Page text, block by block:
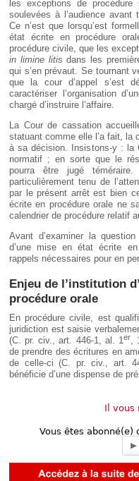
les exceptions de
soulevées à l’audience
Ce n’est que lorsqu’est
état écrite en procédure
procédure civile, que les
in limine litis dans les
qui s’en prévaut. Se tournant
que la cour d’appel s’est
caractériser l’organisation
chargé d’instruire l’affaire.
La Cour de cassation
statuant comme elle l’a fait, la
à sa décision. Insistons-y : la
normatif ; en sorte que le
pourra être jugé
particulièrement tenu de
par le présent arrêt est bien
écrite en procédure orale ne
calendrier de procédure relatif
Avant d’examiner la
d’une mise en état écrite
rappels nécessaires pour en
Enjeu de l’institution
procédure orale
En procédure civile, est
juridiction est saisie
(C. pr. civ., art. 446-1, al. 1er,
de prendre des écritures en
de celle-ci (C. pr. civ., art.
bénéficie d’une dispense de
Il vous
Vous êtes abonné(e)